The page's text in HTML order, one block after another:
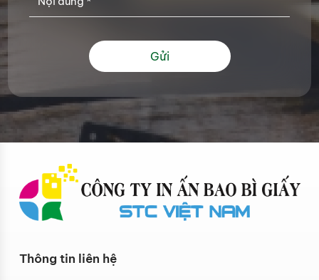
Gửi
Thông tin liên hệ